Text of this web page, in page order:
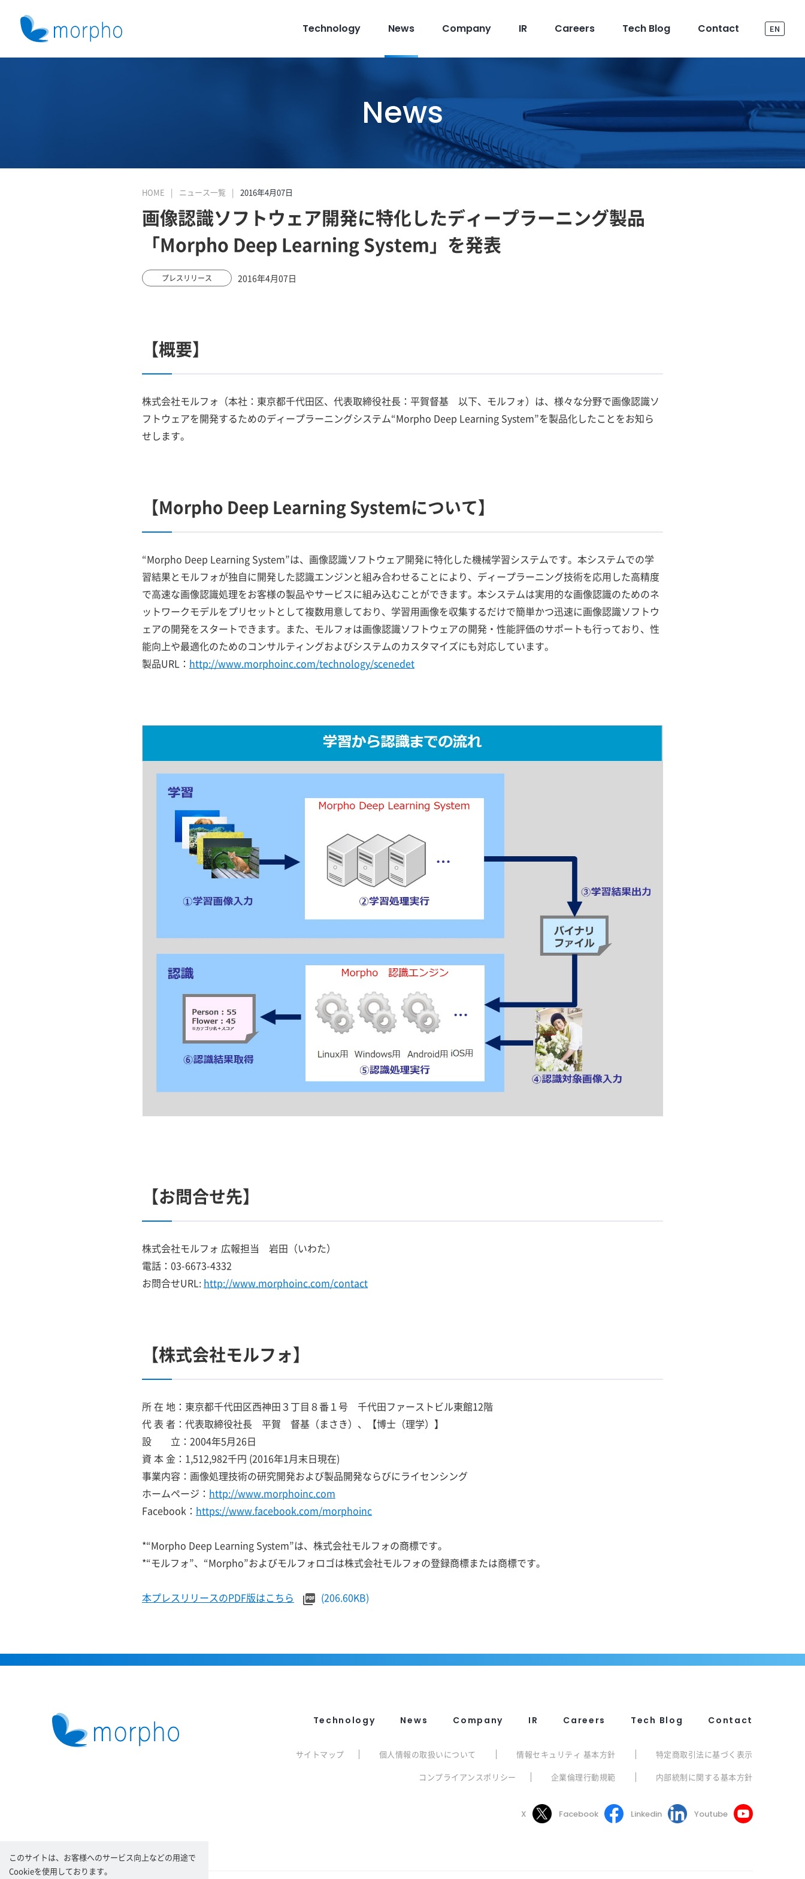
このサイトは、お客様へのサービス向上などの用途で
Cookieを使用しております。
Technology News Company IR Careers Tech Blog Contact EN
News
HOME ニュース一覧 2016年4月07日
画像認識ソフトウェア開発に特化したディープラーニング製品
「Morpho Deep Learning System」を発表
プレスリリース 2016年4月07日
【概要】
株式会社モルフォ（本社：東京都千代田区、代表取締役社長：平賀督基 以下、モルフォ）は、様々な分野で画像認識ソ
フトウェアを開発するためのディープラーニングシステム“Morpho Deep Learning System”を製品化したことをお知ら
せします。
【Morpho Deep Learning Systemについて】
“Morpho Deep Learning System”は、画像認識ソフトウェア開発に特化した機械学習システムです。本システムでの学
習結果とモルフォが独自に開発した認識エンジンと組み合わせることにより、ディープラーニング技術を応用した高精度
で高速な画像認識処理をお客様の製品やサービスに組み込むことができます。本システムは実用的な画像認識のためのネ
ットワークモデルをプリセットとして複数用意しており、学習用画像を収集するだけで簡単かつ迅速に画像認識ソフトウ
ェアの開発をスタートできます。また、モルフォは画像認識ソフトウェアの開発・性能評価のサポートも行っており、性
能向上や最適化のためのコンサルティングおよびシステムのカスタマイズにも対応しています。
製品URL： http://www.morphoinc.com/technology/scenedet
【お問合せ先】
株式会社モルフォ 広報担当 岩田（いわた）
電話：03-6673-4332
お問合せURL: http://www.morphoinc.com/contact
【株式会社モルフォ】
所 在 地：東京都千代田区西神田３丁目８番１号 千代田ファーストビル東館12階
代 表 者：代表取締役社長 平賀 督基（まさき）、【博士（理学）】
設 立：2004年5月26日
資 本 金：1,512,982千円 (2016年1月末日現在)
事業内容：画像処理技術の研究開発および製品開発ならびにライセンシング
ホームページ： http://www.morphoinc.com
Facebook： https://www.facebook.com/morphoinc
*“Morpho Deep Learning System”は、株式会社モルフォの商標です。
*“モルフォ”、“Morpho”およびモルフォロゴは株式会社モルフォの登録商標または商標です。
本プレスリリースのPDF版はこちら (206.60KB)
Technology News Company IR Careers Tech Blog Contact
サイトマップ 個人情報の取扱いについて 情報セキュリティ 基本方針
特定商取引法に基づく表示
コンプライアンスポリシー
企業倫理行動規範 内部統制に関する基本方針
X Facebook Linkedin Youtube